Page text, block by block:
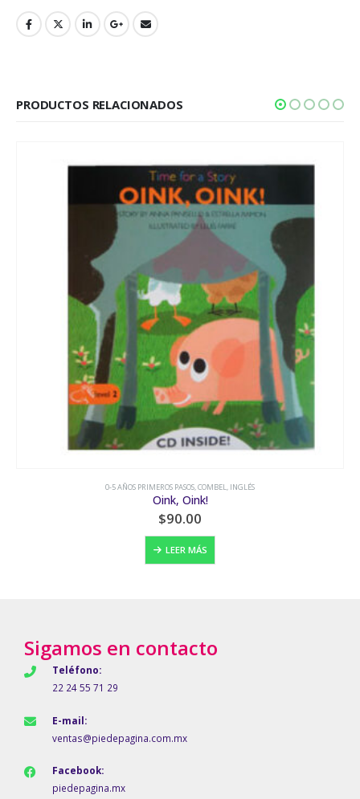
PRODUCTOS RELACIONADOS
COMBEL,INGLÉS
Sigamos en contacto
Teléfono:
22 24 55 71 29
E-mail:
ventas@piedepagina.com.mx
Facebook:
piedepagina.mx